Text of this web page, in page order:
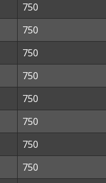
750
750
750
750
750
750
750
750